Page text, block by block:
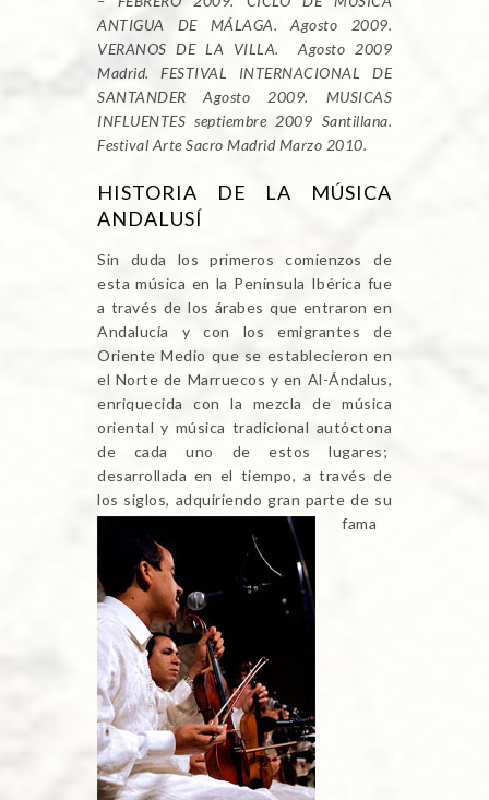
ANTIGUA DE MÁLAGA. Agosto 2009.
VERANOS DE LA VILLA. Agosto 2009
Madrid. FESTIVAL INTERNACIONAL DE
SANTANDER Agosto 2009. MUSICAS
INFLUENTES septiembre 2009 Santillana.
Festival Arte Sacro Madrid Marzo 2010.
HISTORIA DE LA MÚSICA
ANDALUSÍ
Sin duda los primeros comienzos de
esta música en la Península Ibérica fue
a través de los árabes que entraron en
Andalucía y con los emigrantes de
Oriente Medio que se establecieron en
el Norte de Marruecos y en Al-Ándalus,
enriquecida con la mezcla de música
oriental y música tradicional autóctona
de cada uno de estos lugares;
desarrollada en el tiempo, a través de
los siglos, adquiriendo gran parte de su
fama